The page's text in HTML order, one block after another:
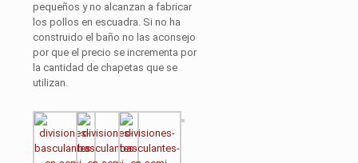
pequeños y no alcanzan a fabricar
los pollos en escuadra. Si no ha
construido el baño no las aconsejo
por que el precio se incrementa por
la cantidad de chapetas que se
utilizan.